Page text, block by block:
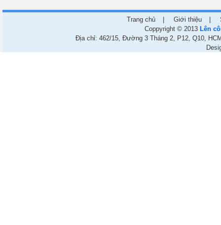
Trang chủ Giới thiệu
Coppyright © 2013 Lên
Địa chỉ: 462/15, Đường 3 Tháng 2, P12, Q10,